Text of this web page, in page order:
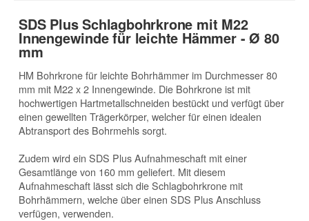
SDS Plus Schlagbohrkrone mit M22
Innengewinde für leichte Hämmer - Ø 80
mm
HM Bohrkrone für leichte Bohrhämmer im Durchmesser 80
mm mit M22 x 2 Innengewinde. Die Bohrkrone ist mit
hochwertigen Hartmetallschneiden bestückt und verfügt über
einen gewellten Trägerkörper, welcher für einen idealen
Abtransport des Bohrmehls sorgt.
Zudem wird ein SDS Plus Aufnahmeschaft mit einer
Gesamtlänge von 160 mm geliefert. Mit diesem
Aufnahmeschaft lässt sich die Schlagbohrkrone mit
Bohrhämmern, welche über einen SDS Plus Anschluss
verfügen, verwenden.